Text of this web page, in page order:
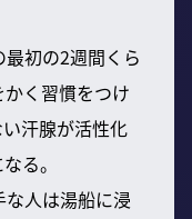
初の2週間くら
く習慣をつけ
汗腺が活性化
る。
人は湯船に浸